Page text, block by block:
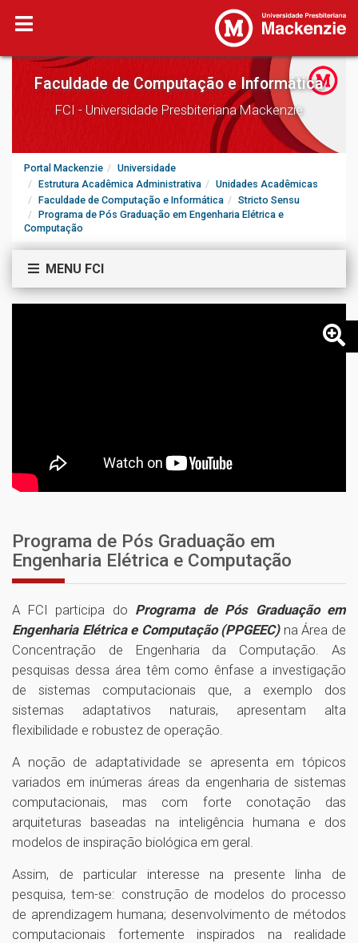
Faculdade de Computação e Informática
FCI - Universidade Presbiteriana Mackenzie
Portal Mackenzie
Universidade
Estrutura Acadêmica Administrativa
Unidades Acadêmicas
Faculdade de Computação e Informática
Stricto Sensu
Programa de Pós Graduação em Engenharia Elétrica e
Computação
MENU FCI
Programa de Pós Graduação em
Engenharia Elétrica e Computação
A FCI participa do Programa de Pós Graduação em
Engenharia Elétrica e Computação (PPGEEC)na Área de
Concentração de Engenharia da Computação. As
pesquisas dessa área têm como ênfase a investigação
de sistemas computacionais que, a exemplo dos
sistemas adaptativos naturais, apresentam alta
flexibilidade e robustez de operação.
A noção de adaptatividade se apresenta em tópicos
variados em inúmeras áreas da engenharia de sistemas
computacionais, mas com forte conotação das
arquiteturas baseadas na inteligência humana e dos
modelos de inspiração biológica em geral.
Assim, de particular interesse na presente linha de
pesquisa, tem-se: construção de modelos do processo
de aprendizagem humana; desenvolvimento de métodos
computacionais fortemente inspirados na realidade